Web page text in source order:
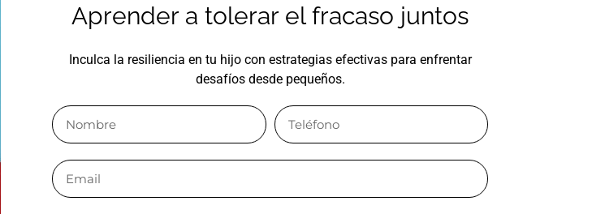
Aprender a tolerar el fracaso juntos
Inculca la resiliencia en tu hijo con estrategias efectivas para enfrentar
desafíos desde pequeños.